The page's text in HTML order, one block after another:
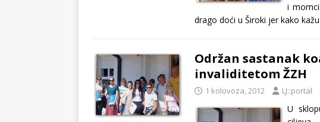
i
drago doći u Široki jer kako kažu
Održan sastanak
invaliditetom ŽZH
1 kolovoza, 2012 LJ::portal
U